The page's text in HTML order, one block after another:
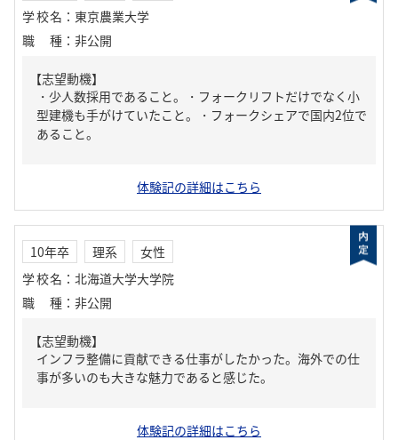
学校名 ： 東京農業大学
職種 ： 非公開
【志望動機】
・少人数採用であること。・フォークリフトだけでなく小
型建機も手がけていたこと。・フォークシェアで国内2位で
あること。
体験記の詳細はこちら
10年卒 理系
女性
学校名 ： 北海道大学大学院
職種 ： 非公開
【志望動機】
インフラ整備に貢献できる仕事がしたかった。海外での仕
事が多いのも大きな魅力であると感じた。
体験記の詳細はこちら